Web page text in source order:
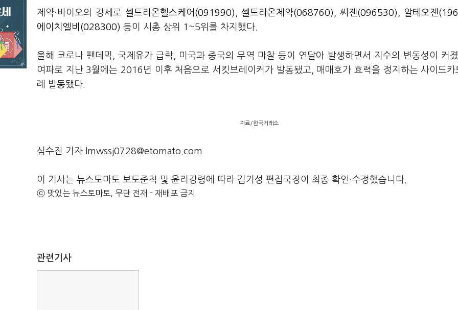
제약·바이오의 강세로 셀트리온헬스케어(091990) 셀트리온제약(068760) 씨젠(096530)
알테오젠
에이치엘비(028300) 등이 시총 상위 1~5위를 차지했다.
올해 코로나 팬데믹, 국제유가 급락, 미국과 중국의 무역 마찰 등이 연달아 발생하면서 지수의 변동성이 커
여파로 지난 3월에는 2016년 이후 처음으로 서킷브레이커가 발동됐고, 매매호가 효력을 정지하는 사이드
례 발동됐다.
자료/한국거래소
심수진 기자 lmwssj0728@etomato.com
이 기사는 뉴스토마토 보도준칙 및 윤리강령에 따라 김기성 편집국장이 최종 확인·수정했습니다.
ⓒ 맛있는 뉴스토마토, 무단 전재 - 재배포 금지
관련기사